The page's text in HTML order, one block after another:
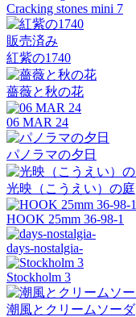
Cracking stones mini 7
販売済み
紅紫の1740
薔薇と秋の花
06 MAR 24
パノラマの夕日
光映（こうえい）の庭
HOOK 25mm 36-98-1
days-nostalgia-
Stockholm 3
潮風とクリームソーダ